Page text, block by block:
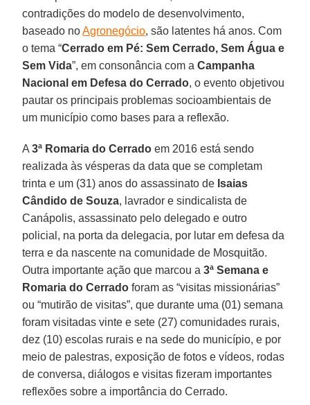
contradições do modelo de desenvolvimento,
baseado noAgronegócio, são latentes há anos. Com
o tema “Cerrado em Pé: Sem Cerrado, Sem Água e
Sem Vida”, em consonância com aCampanha
Nacional em Defesa do Cerrado, o evento objetivou
pautar os principais problemas socioambientais de
um município como bases para a reflexão.
A3ª Romaria do Cerrado em 2016 está sendo
realizada às vésperas da data que se completam
trinta e um (31) anos do assassinato de Isaias
Cândido de Souza, lavrador e sindicalista de
Canápolis, assassinato pelo delegado e outro
policial, na porta da delegacia, por lutar em defesa da
terra e da nascente na comunidade de Mosquitão.
Outra importante ação que marcou a3ª Semana e
Romaria do Cerrado foram as “visitas missionárias”
ou “mutirão de visitas”, que durante uma (01) semana
foram visitadas vinte e sete (27) comunidades rurais,
dez (10) escolas rurais e na sede do município, e por
meio de palestras, exposição de fotos e vídeos, rodas
de conversa, diálogos e visitas fizeram importantes
reflexões sobre a importância do Cerrado.